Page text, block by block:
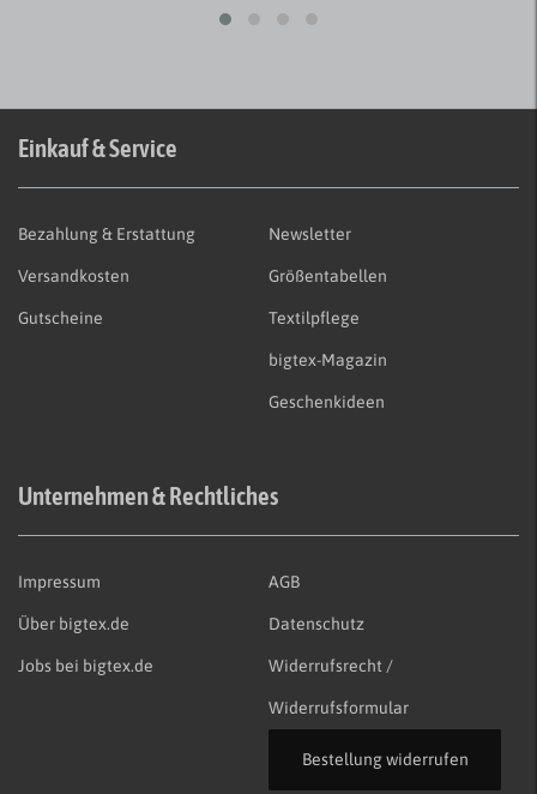
Einkauf & Service
Bezahlung & Erstattung
Versandkosten
Gutscheine
Newsletter
Größentabellen
Textilpflege
bigtex-Magazin
Geschenkideen
Unternehmen & Rechtliches
Impressum
Über bigtex.de
Jobs bei bigtex.de
AGB
Datenschutz
Widerrufsrecht /
Widerrufsformular
Bestellung widerrufen